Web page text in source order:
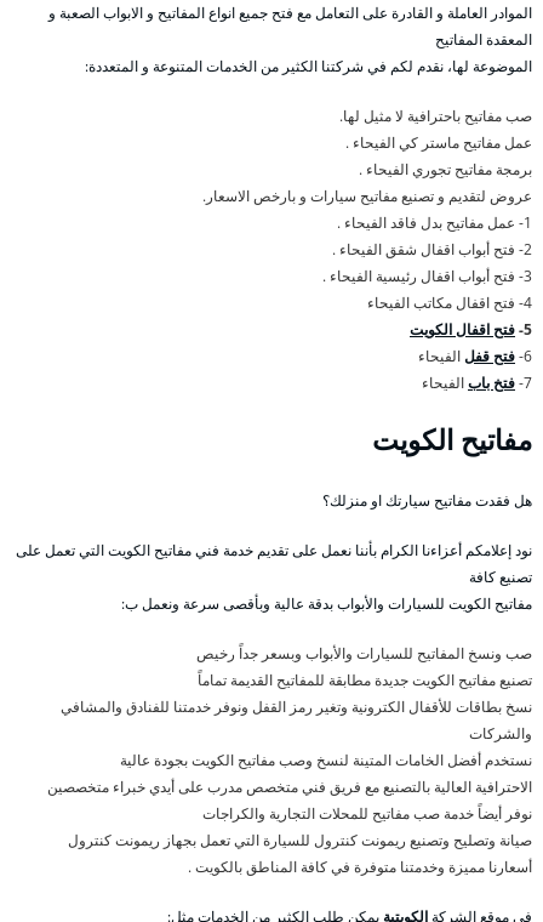
الموادر العاملة و القادرة على التعامل مع فتح جميع انواع المفاتيح و الابواب الصعبة و
المعقدة المفاتيح
الموضوعة لها، نقدم لكم في شركتنا الكثير من الخدمات المتنوعة و المتعددة:
صب مفاتيح باحترافية لا مثيل لها.
عمل مفاتيح ماستر كي الفيحاء .
برمجة مفاتيح تجوري الفيحاء .
عروض لتقديم و تصنيع مفاتيح سيارات و بارخص الاسعار.
1- عمل مفاتيح بدل فاقد الفيحاء .
2- فتح أبواب اقفال شقق الفيحاء .
3- فتح أبواب اقفال رئيسية الفيحاء .
4- فتح اقفال مكاتب الفيحاء
5- فتح اقفال الكويت
6- فتح قفلالفيحاء
7- فتخ بابالفيحاء
مفاتيح الكويت
هل فقدت مفاتيح سيارتك او منزلك؟
نود إعلامكم أعزاءنا الكرام بأننا نعمل على تقديم خدمة فني مفاتيح الكويت التي تعمل على
تصنيع كافة
مفاتيح الكويت للسيارات والأبواب بدقة عالية وبأقصى سرعة ونعمل ب:
صب ونسخ المفاتيح للسيارات والأبواب وبسعر جداً رخيص
تصنيع مفاتيح الكويت جديدة مطابقة للمفاتيح القديمة تماماً
نسخ بطاقات للأقفال الكترونية وتغير رمز القفل ونوفر خدمتنا للفنادق والمشافي
والشركات
نستخدم أفضل الخامات المتينة لنسخ وصب مفاتيح الكويت بجودة عالية
الاحترافية العالية بالتصنيع مع فريق فني متخصص مدرب على أيدي خبراء متخصصين
نوفر أيضاً خدمة صب مفاتيح للمحلات التجارية والكراجات
صيانة وتصليح وتصنيع ريمونت كنترول للسيارة التي تعمل بجهاز ريمونت كنترول
أسعارنا مميزة وخدمتنا متوفرة في كافة المناطق بالكويت .
في موقع الشركةالكويتية يمكن طلب الكثير من الخدمات مثل: